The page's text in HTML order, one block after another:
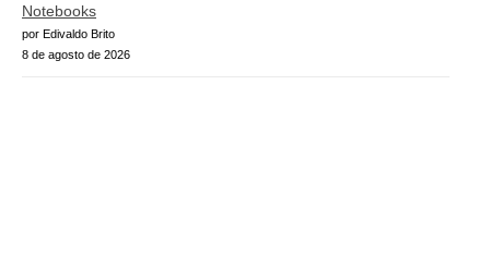
Notebooks
por Edivaldo Brito
8 de agosto de 2026